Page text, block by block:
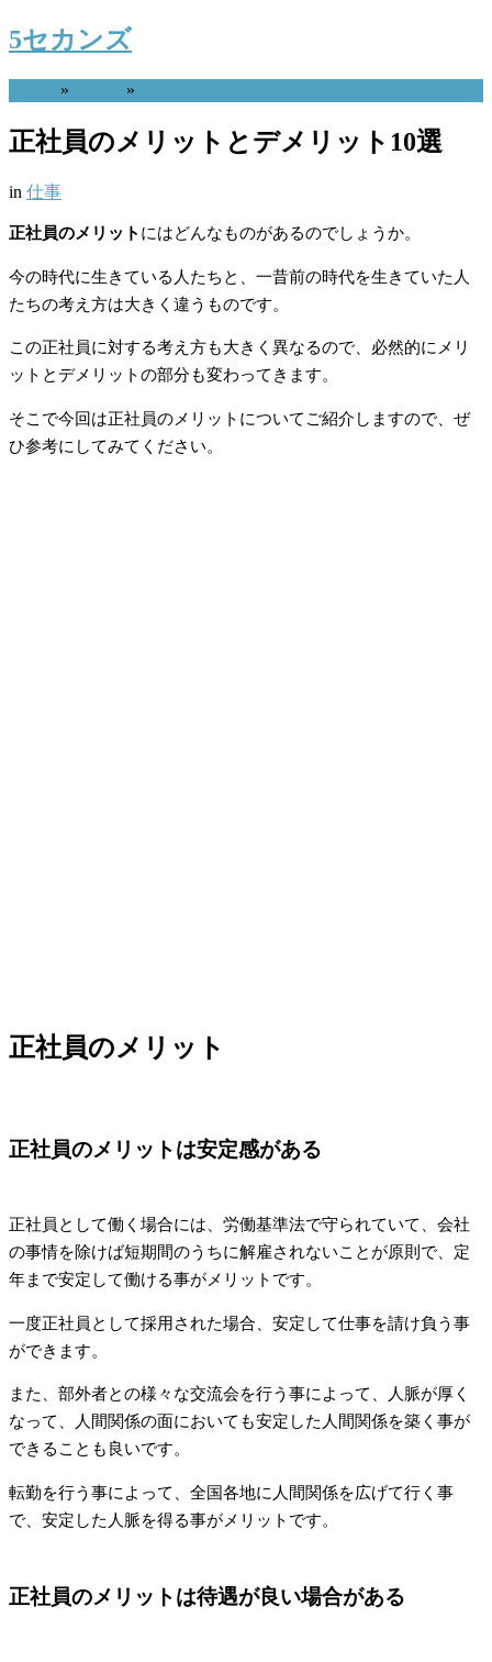
5セカンズ
» »
正社員のメリットとデメリット10選
in 仕事
正社員のメリット にはどんなものがあるのでしょうか。
今の時代に生きている人たちと、一昔前の時代を生きていた人
たちの考え方は大きく違うものです。
この正社員に対する考え方も大きく異なるので、必然的にメリ
ットとデメリットの部分も変わってきます。
そこで今回は正社員のメリットについてご紹介しますので、ぜ
ひ参考にしてみてください。
正社員のメリット
正社員のメリットは安定感がある
正社員として働く場合には、労働基準法で守られていて、会社
の事情を除けば短期間のうちに解雇されないことが原則で、定
年まで安定して働ける事がメリットです。
一度正社員として採用された場合、安定して仕事を請け負う事
ができます。
また、部外者との様々な交流会を行う事によって、人脈が厚く
なって、人間関係の面においても安定した人間関係を築く事が
できることも良いです。
転勤を行う事によって、全国各地に人間関係を広げて行く事
で、安定した人脈を得る事がメリットです。
正社員のメリットは待遇が良い場合がある